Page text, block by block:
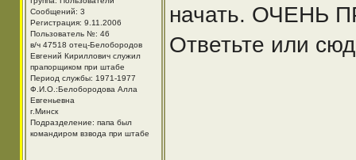
Сообщений: 3
Регистрация: 9.11.2006
Пользователь №: 46
в/ч 47518 отец-Белобородов
Евгений Кириллович служил
прапорщиком при штабе
Период службы: 1971-1977
Ф.И.О.:Белобородова Алла
Евгеньевна
г.Минск
Подразделение: папа был
командиром взвода при штабе
начать. ОЧЕНЬ
Ответьте или